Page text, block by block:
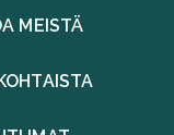
MEISTÄ